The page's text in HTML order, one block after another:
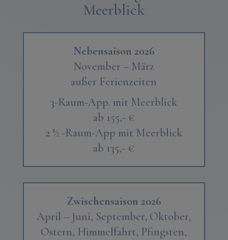
Meerblick
Nebensaison 2026
November – März
außer Ferienzeiten
3-Raum-App. mit Meerblick
ab 155,- €
2 ½ -Raum-App mit Meerblick
ab 135,- €
Zwischensaison 2026
April – Juni, September, Oktober,
Ostern, Himmelfahrt, Pfingsten,